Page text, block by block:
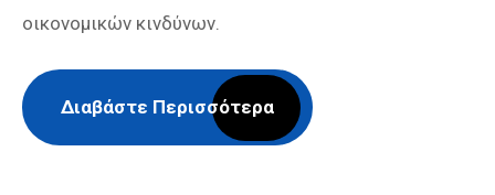
οικονομικών κινδύνων.
Διαβάστε Περισσότερα